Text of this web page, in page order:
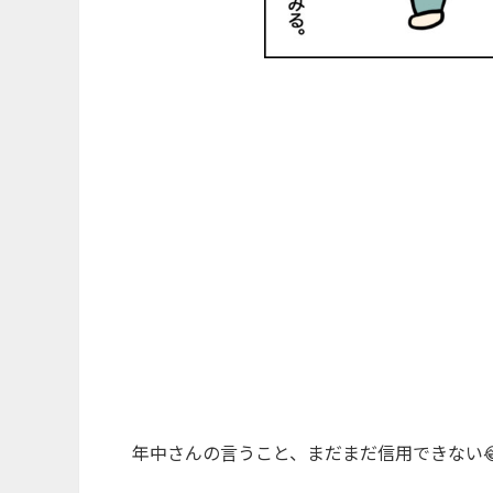
年中さんの言うこと、まだまだ信用できない